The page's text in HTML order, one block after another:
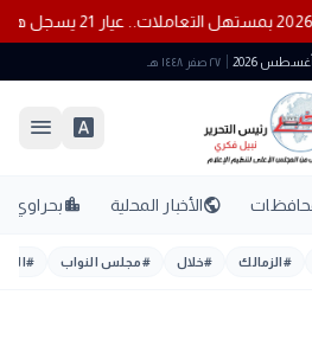
٢٧ صفر ١٤٤٨ هـ
font_download
menu
publicالأخبار المحلية location_cityبحراوي
#الزمالك #خلال #مجلس النواب #